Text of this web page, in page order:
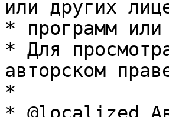
или других
* программ
* Для
авторском
*